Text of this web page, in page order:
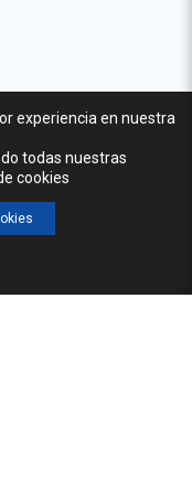
experiencia en nuestra
todas nuestras
cookies